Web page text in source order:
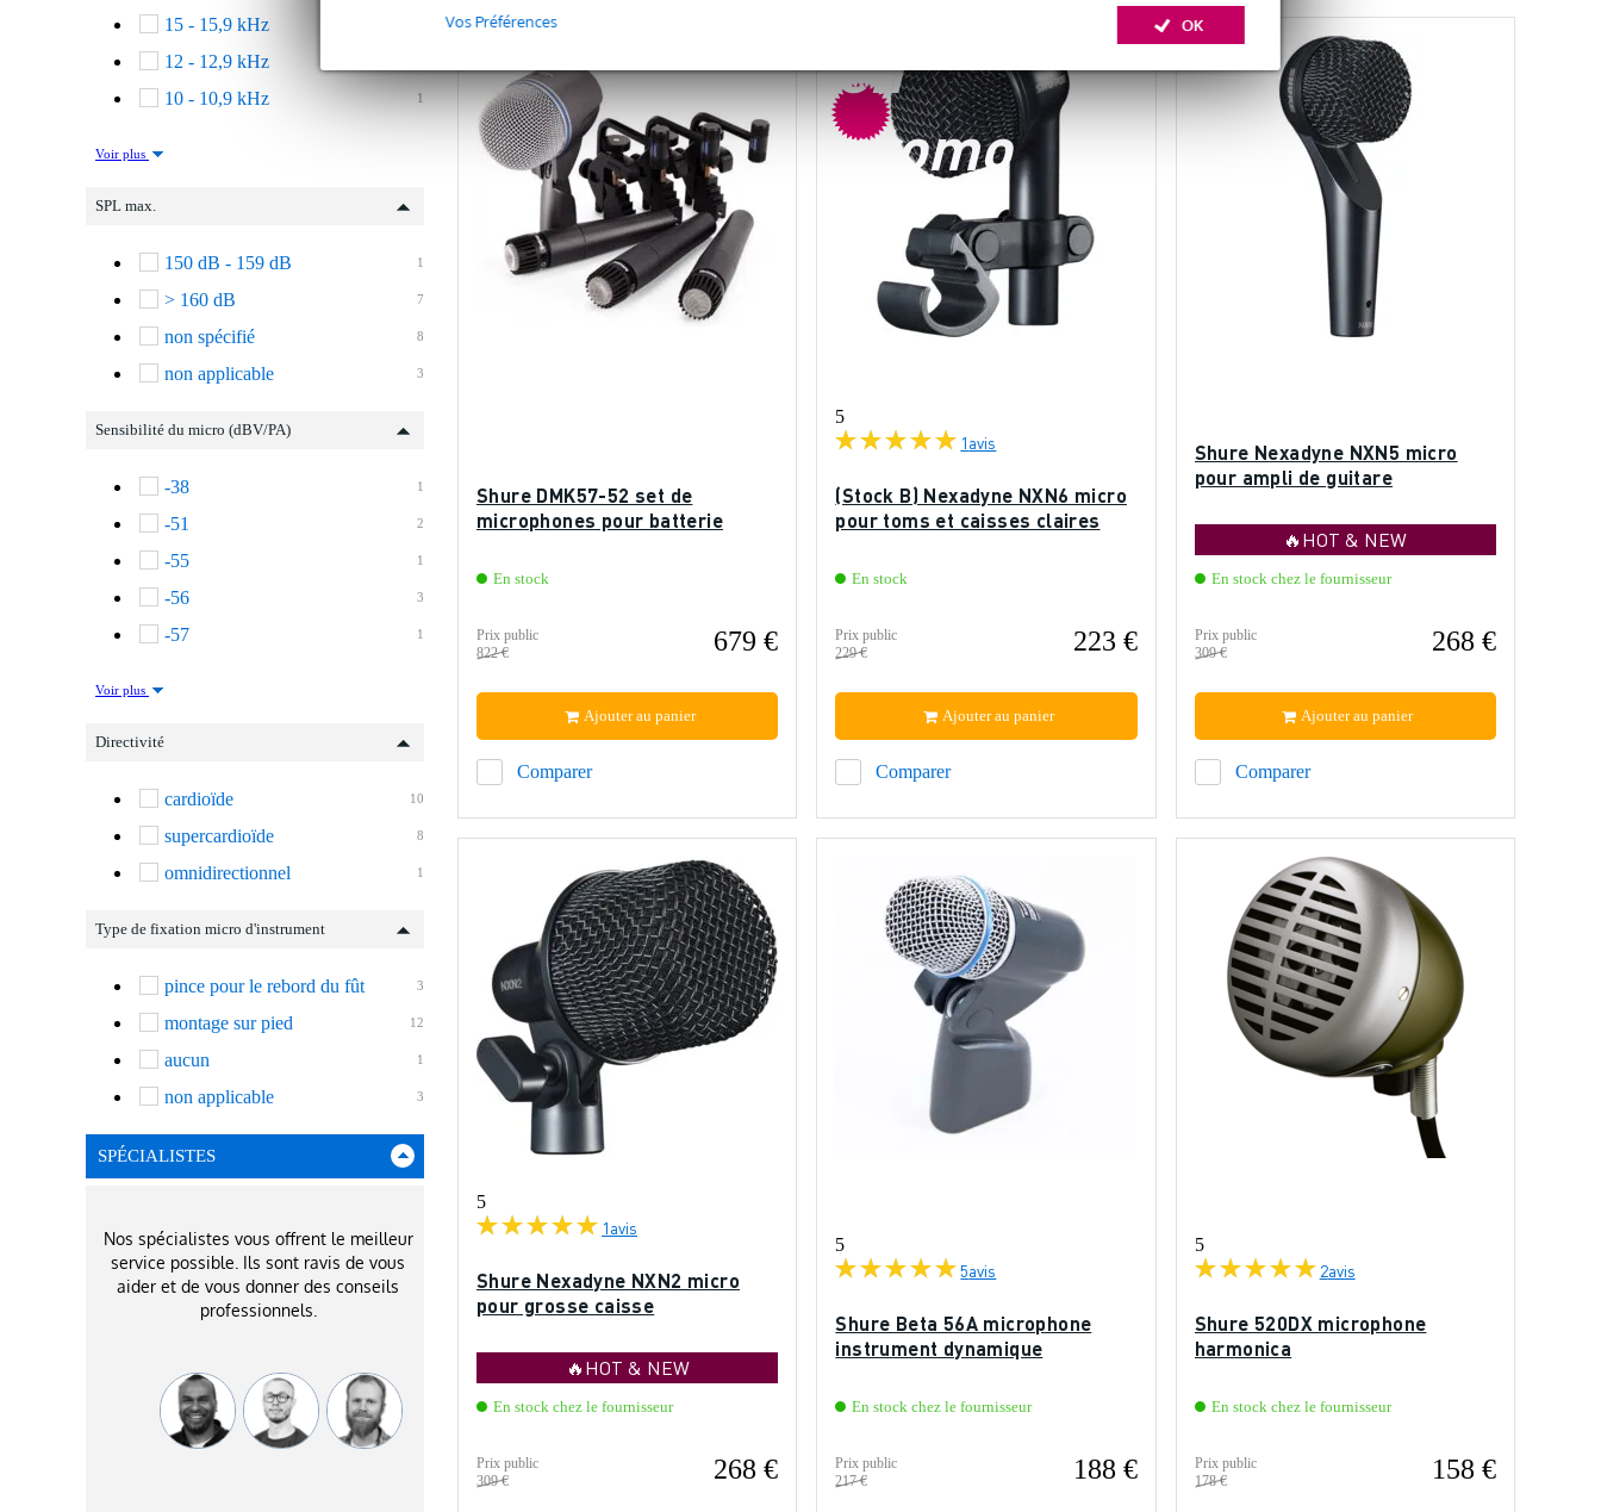
OK
Vos Préférences
15 - 15,9 kHz
12 - 12,9 kHz
1
10 - 10,9 kHz
Voir plus
SPL max.
1
150 dB - 159 dB
7
> 160 dB
8
non spécifié
3
non applicable
Sensibilité du micro (dBV/PA)
1
-38
2
-51
1
-55
3
-56
1
-57
Voir plus
Directivité
10
cardioïde
8
supercardioïde
1
omnidirectionnel
Type de fixation micro d'instrument
3
pince pour le rebord du fût
12
montage sur pied
1
aucun
3
non applicable
SPÉCIALISTES
Nos spécialistes vous offrent le meilleur
service possible. Ils sont ravis de vous
aider et de vous donner des conseils
professionnels.
Shure DMK57-52 set de
microphones pour batterie
En stock
Prix public
822 €
679 €
Comparer
Ajouter au panier
en
promo
5
1avis
(Stock B) Nexadyne NXN6 micro
pour toms et caisses claires
En stock
Prix public
229 €
223 €
Comparer
Ajouter au panier
Shure Nexadyne NXN5 micro
pour ampli de guitare
🔥HOT & NEW
En stock chez le fournisseur
Prix public
309 €
268 €
Comparer
Ajouter au panier
5
1avis
Shure Nexadyne NXN2 micro
pour grosse caisse
🔥HOT & NEW
En stock chez le fournisseur
Prix public
309 €
268 €
5
5avis
Shure Beta 56A microphone
instrument dynamique
En stock chez le fournisseur
Prix public
217 €
188 €
5
2avis
Shure 520DX microphone
harmonica
En stock chez le fournisseur
Prix public
178 €
158 €